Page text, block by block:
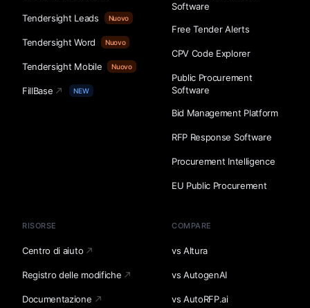
Tendersight Leads Nuovo
Tendersight Word Nuovo
Tendersight Mobile Nuovo
FillBase NEW
Software
Free Tender Alerts
CPV Code Explorer
Public Procurement
Software
Bid Management Platform
RFP Response Software
Procurement Intelligence
EU Public Procurement
RISORSE
Centro di aiuto
Registro delle modifiche
Documentazione
COMPARE
vs Altura
vs AutogenAI
vs AutoRFP.ai